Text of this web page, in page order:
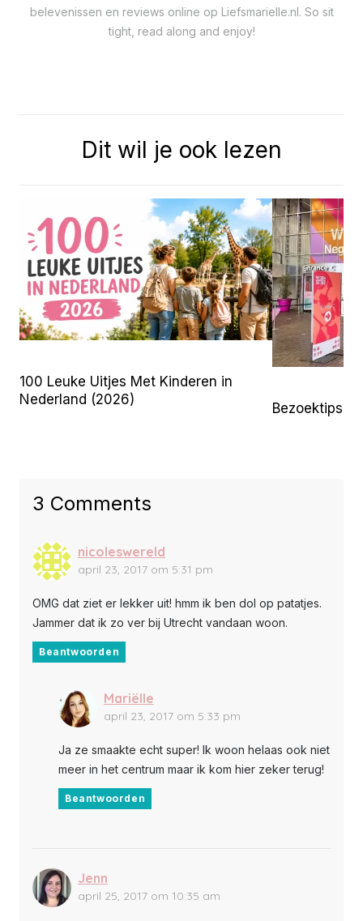
belevenissen en reviews online op Liefsmarielle.nl. So sit
tight, read along and enjoy!
Dit wil je ook lezen
100 Leuke Uitjes Met Kinderen in
Nederland (2026)
Bezoektips
3 Comments
nicoleswereld
april 23, 2017 om 5:31 pm
OMG dat ziet er lekker uit! hmm ik ben dol op patatjes.
Jammer dat ik zo ver bij Utrecht vandaan woon.
Beantwoorden
Mariëlle
april 23, 2017 om 5:33 pm
Ja ze smaakte echt super! Ik woon helaas ook niet
meer in het centrum maar ik kom hier zeker terug!
Beantwoorden
Jenn
april 25, 2017 om 10:35 am